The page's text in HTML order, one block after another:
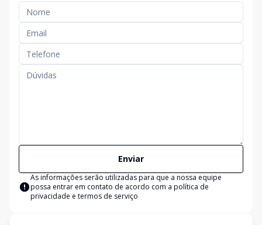
Enviar
As informações serão utilizadas para que a nossa equipe
possa entrar em contato de acordo com a política de
privacidade e termos de serviço